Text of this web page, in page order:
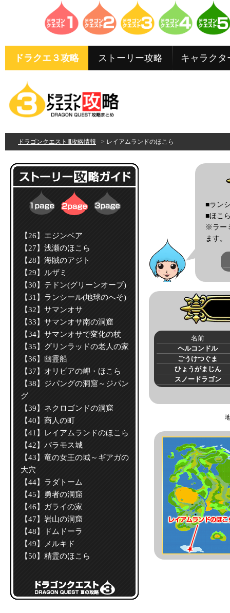
ドラクエ３攻略 ストーリー攻略 キャラクタ
ドラゴンクエストⅢ攻略情報 > レイアムランドのほこら
【26】エジンベア
【27】浅瀬のほこら
【28】海賊のアジト
【29】ルザミ
【30】テドン(グリーンオーブ)
【31】ランシール(地球のへそ)
【32】サマンオサ
【33】サマンオサ南の洞窟
【34】サマンオサで変化の杖
【35】グリンラッドの老人の家
【36】幽霊船
【37】オリビアの岬・ほこら
【38】ジパングの洞窟～ジパン
グ
【39】ネクロゴンドの洞窟
【40】商人の町
【41】レイアムランドのほこら
【42】バラモス城
【43】竜の女王の城～ギアガの
大穴
【44】ラダトーム
【45】勇者の洞窟
【46】ガライの家
【47】岩山の洞窟
【48】ドムドーラ
【49】メルキド
【50】精霊のほこら
■ラン
■ほこ
※ラー
ます。
名前
ヘルコンドル
ごうけつぐま
ひょうがまじん
スノードラゴン